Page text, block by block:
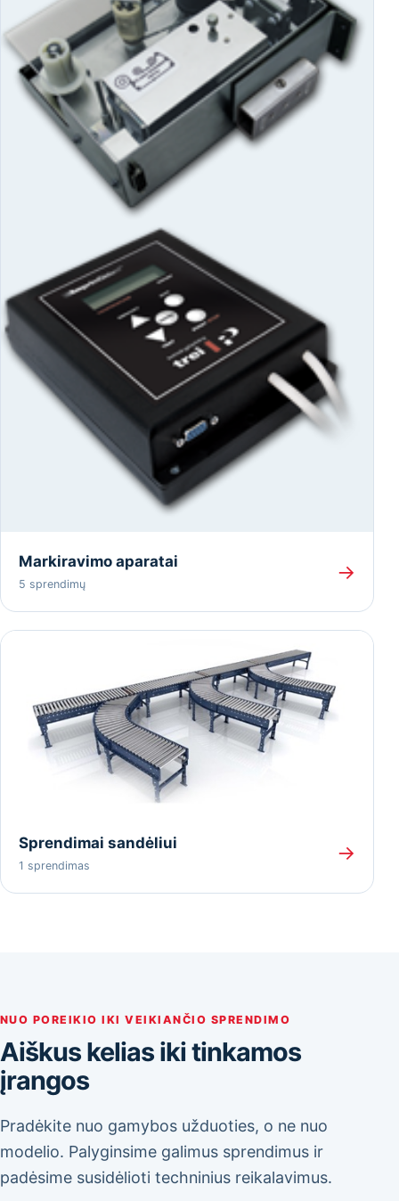
Markiravimo aparatai
5 sprendimų
→
Sprendimai sandėliui
1 sprendimas
→
NUO POREIKIO IKI VEIKIANČIO SPRENDIMO
Aiškus kelias iki tinkamos
įrangos
Pradėkite nuo gamybos užduoties, o ne nuo
modelio. Palyginsime galimus sprendimus ir
padėsime susidėlioti techninius reikalavimus.